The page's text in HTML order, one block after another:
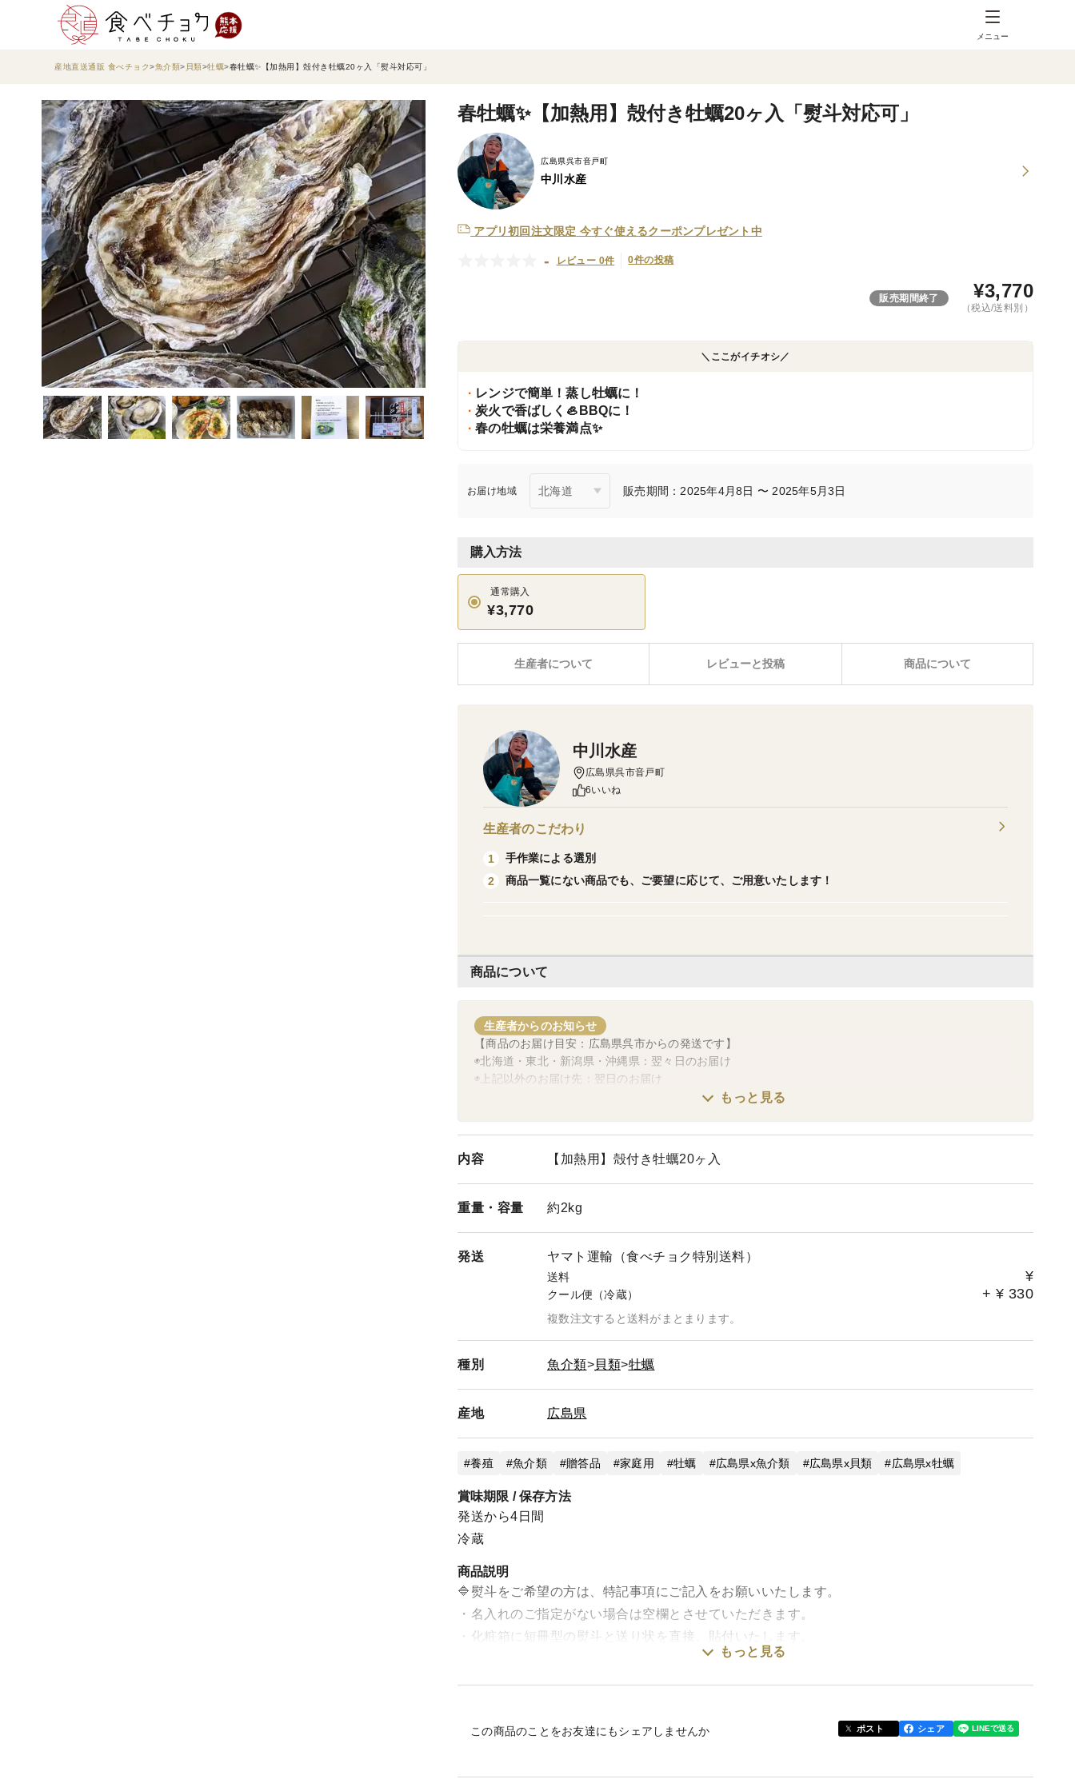
メニュー
産地直送通販 食べチョク 魚介類 貝類 牡蠣 春牡蠣✨【加熱用】殻付き牡蠣20ヶ入「熨斗対応可」
春牡蠣✨【加熱用】殻付き牡蠣20ヶ入「熨斗対応可」
広島県呉市音戸町
中川水産
アプリ初回注文限定 今すぐ使えるクーポンプレゼント中
- レビュー 0件 0件の投稿
販売期間終了 ¥3,770
（税込/送料別）
＼ここがイチオシ／
レンジで簡単！蒸し牡蠣に！
炭火で香ばしく🦪BBQに！
春の牡蠣は栄養満点✨
お届け地域 販売期間：2025年4月8日 〜 2025年5月3日
購入方法
通常購入
¥3,770
レビューと投稿 商品について
生産者について
商品について
生産者からのお知らせ
【商品のお届け目安：広島県呉市からの発送です】
◉北海道・東北・新潟県・沖縄県：翌々日のお届け
◉上記以外のお届け先：翌日のお届け
（時間指定によっては、翌々日のお届けとなる場合もあります。）
ご了承のほど、よろしくお願い申し上げます。
【ご希望の商品をご用意いたします！】
商品一覧にないものでも、ご要望に応じてご用意いたします。
種類や数量は、ご自由に組み合わせできますので、
ご遠慮なくお申し付けください。
【複数の商品を1つの箱におまとめ（同梱）ご希望のお客様へ】
複数の商品を同梱した場合、箱代が1つになりますので少しお安くなります！
商品ページを作成いたしますので、ご遠慮なくお問い合わせください。
(そのままご注文いただくと、それぞれ箱入りの商品をひとくくりにしての
もっと見る
内容 【加熱用】殻付き牡蠣20ヶ入
重量・ 容量 約2kg
発送 ヤマト運輸（食べチョク特別送料）
送料 ¥
クール便（冷蔵） + ¥ 330
複数注文すると送料がまとまります。
種別 魚介類 貝類 牡蠣
産地 広島県
養殖 魚介類 贈答品 家庭用 牡蠣 広島県x魚介類 広島県x貝類 広島県x牡蠣
賞味期限 / 保存方法
発送から4日間
冷蔵
商品説明
🔷熨斗をご希望の方は、特記事項にご記入をお願いいたします。
・名入れのご指定がない場合は空欄とさせていただきます。
・化粧箱に短冊型の熨斗と送り状を直接、貼付いたします。
もっと見る
この商品のことをお友達にもシェアしませんか ポスト シェア
中川水産
広島県呉市音戸町
6いいね
生産者のこだわり
1
手作業による選別
2
商品一覧にない商品でも、ご要望に応じて、ご用意いたします！